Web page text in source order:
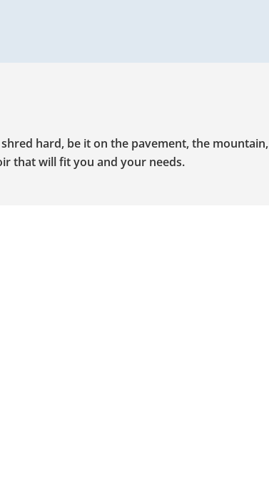
hard, be it on the pavement, the mountain,
that will fit you and your needs.